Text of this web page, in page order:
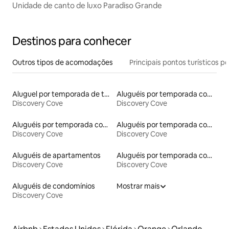
Unidade de canto de luxo Paradiso Grande
Destinos para conhecer
Outros tipos de acomodações Principais pontos turísticos
Aluguel por temporada de townhouses
Discovery Cove
Aluguéis por temporada com café da manhã
Discovery Cove
Aluguéis por temporada com acesso ao lago
Discovery Cove
Aluguéis por temporada com sauna
Discovery Cove
Aluguéis de apartamentos
Discovery Cove
Aluguéis por temporada com banheira de hidromassagem
Discovery Cove
Aluguéis de condomínios
Discovery Cove
Mostrar mais